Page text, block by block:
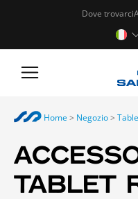
Dove trovarci
Home > Negozio>
TABLET